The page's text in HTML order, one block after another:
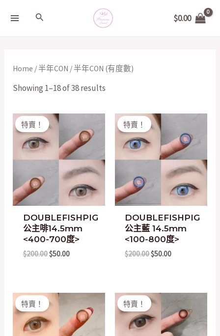
Search $0.00
Home / 半年CON / 半年CON (有度數)
Showing 1–18 of 38 results
特賣！
DOUBLEFISHPIG
公主啡14.5mm
<400-700度>
$200.00
Original
price
$200.00.
$50.00
is:
$50.00.
特賣！
DOUBLEFISHPIG
公主藍 14.5mm
<100-800度>
$200.00
Original
price
$200.00.
$50.00
is:
$50.00.
特賣！
Original
price
$200.00.
is:
$50.00.
特賣！
Original
price
was:
$200.00.
Current
price
is:
$50.00.